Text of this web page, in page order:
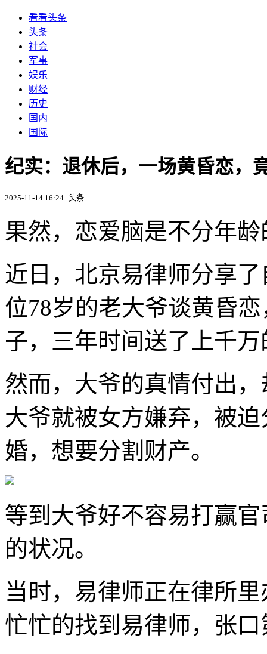
看看头条
头条
社会
军事
娱乐
财经
历史
国内
国际
纪实：退休后，一场黄昏恋，
2025-11-14 16:24 头条
果然，恋爱脑是不分年龄
近日，北京易律师分享
位78岁的老大爷谈黄昏
子，三年时间送了上千
然而，大爷的真情付出
大爷就被女方嫌弃，被
婚，想要分割财产。
等到大爷好不容易打赢
的状况。
当时，易律师正在律所
忙忙的找到易律师，张